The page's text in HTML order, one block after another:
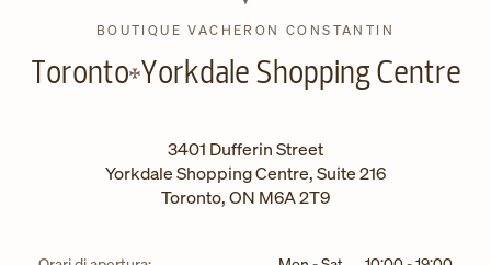
BOUTIQUE VACHERON CONSTANTIN
Toronto Yorkdale Shopping Centre
3401 Dufferin Street
Yorkdale Shopping Centre, Suite 216
Toronto,ON M6A 2T9